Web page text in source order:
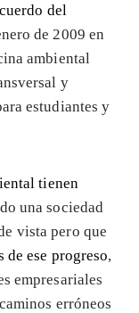
del
de 2009 en
ambiental
y
estudiantes y
tienen
una sociedad
vista pero que
de ese progreso,
empresariales
erróneos